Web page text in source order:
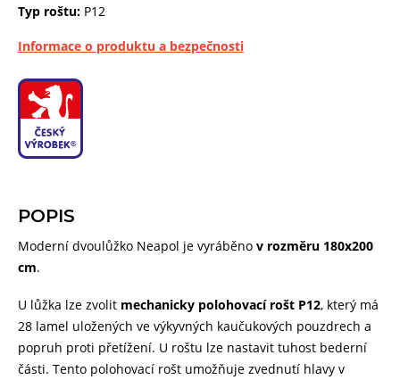
POPIS
Moderní dvoulůžko Neapol je vyráběno v rozměru 180x200
cm.
U lůžka lze zvolit mechanicky polohovací rošt P12, který má
28 lamel uložených ve výkyvných kaučukových pouzdrech a
popruh proti přetížení. U roštu lze nastavit tuhost bederní
části. Tento polohovací rošt umožňuje zvednutí hlavy v
Typ roštu: P12
Informace o produktu a bezpečnosti